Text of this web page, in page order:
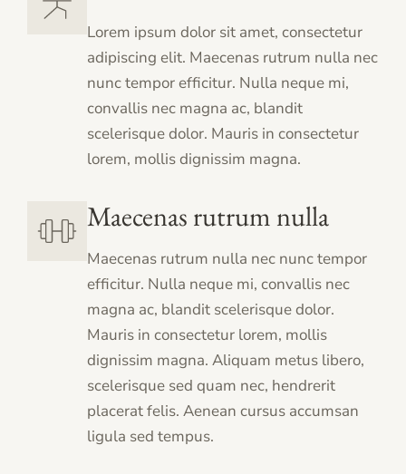
Lorem ipsum dolor sit amet, consectetur
adipiscing elit. Maecenas rutrum nulla nec
nunc tempor efficitur. Nulla neque mi,
convallis nec magna ac, blandit
scelerisque dolor. Mauris in consectetur
lorem, mollis dignissim magna.
Maecenas rutrum nulla
Maecenas rutrum nulla nec nunc tempor
efficitur. Nulla neque mi, convallis nec
magna ac, blandit scelerisque dolor.
Mauris in consectetur lorem, mollis
dignissim magna. Aliquam metus libero,
scelerisque sed quam nec, hendrerit
placerat felis. Aenean cursus accumsan
ligula sed tempus.